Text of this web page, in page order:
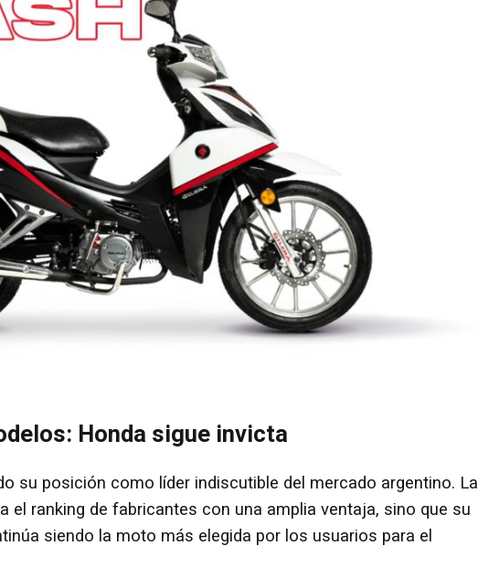
Honda sigue invicta
su posición como líder indiscutible del mercado argentino. La
el ranking de fabricantes con una amplia ventaja, sino que su
siendo la moto más elegida por los usuarios para el